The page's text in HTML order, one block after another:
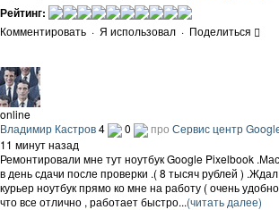
Рейтинг:
Комментировать · Я использовал · Поделиться
online
Владимир Кастров4 0 про Сервис центр
11 минут назад
Ремонтировали мне тут ноутбук Google Pixelbook
в день сдачи после проверки .( 8 тысяч рублей )
курьер ноутбук прямо ко мне на работу ( очень
что все отлично , работает быстро...(читать далее)